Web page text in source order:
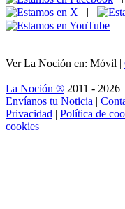
|
Ver La Noción en: Móvil |
La Noción ® 2011 - 2026 |
Envíanos tu Noticia |
Privacidad | Política de
cookies